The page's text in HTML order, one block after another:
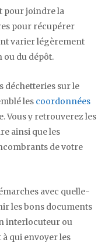
pour joindre la
pour récupérer
varier légèrement
ou du dépôt.
déchetteries sur le
les coordonnées
Vous y retrouverez les
ainsi que les
de votre
avec quelle-
les bons documents
interlocuteur ou
qui envoyer les